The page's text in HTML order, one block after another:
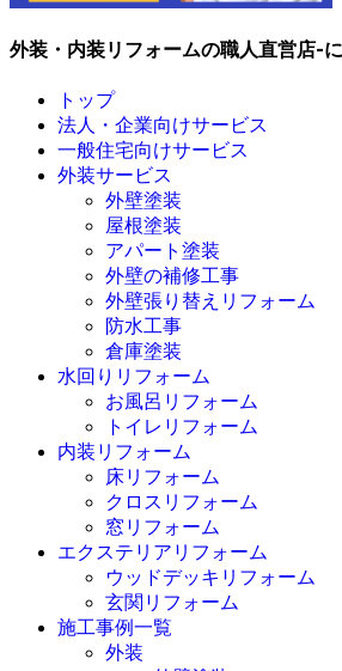
外装・内装リフォームの職人直営店-
トップ
法人・企業向けサービス
一般住宅向けサービス
外装サービス
外壁塗装
屋根塗装
アパート塗装
外壁の補修工事
外壁張り替えリフォーム
防水工事
倉庫塗装
水回りリフォーム
お風呂リフォーム
トイレリフォーム
内装リフォーム
床リフォーム
クロスリフォーム
窓リフォーム
エクステリアリフォーム
ウッドデッキリフォーム
玄関リフォーム
施工事例一覧
外装